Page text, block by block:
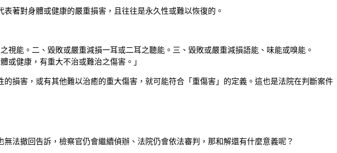
著對身體或健康的嚴重損害，且往往是永久性或難以恢復的。
視能。二、毀敗或嚴重減損一耳或二耳之聽能。三、毀敗或嚴重減損語能、味能或嗅能。
或健康，有重大不治或難治之傷害。」
損害，或有其他難以治癒的重大傷害，就可能符合「重傷害」的定義。這也是法院在判斷案件
法撤回告訴，檢察官仍會繼續偵辦、法院仍會依法審判，那和解還有什麼意義呢？